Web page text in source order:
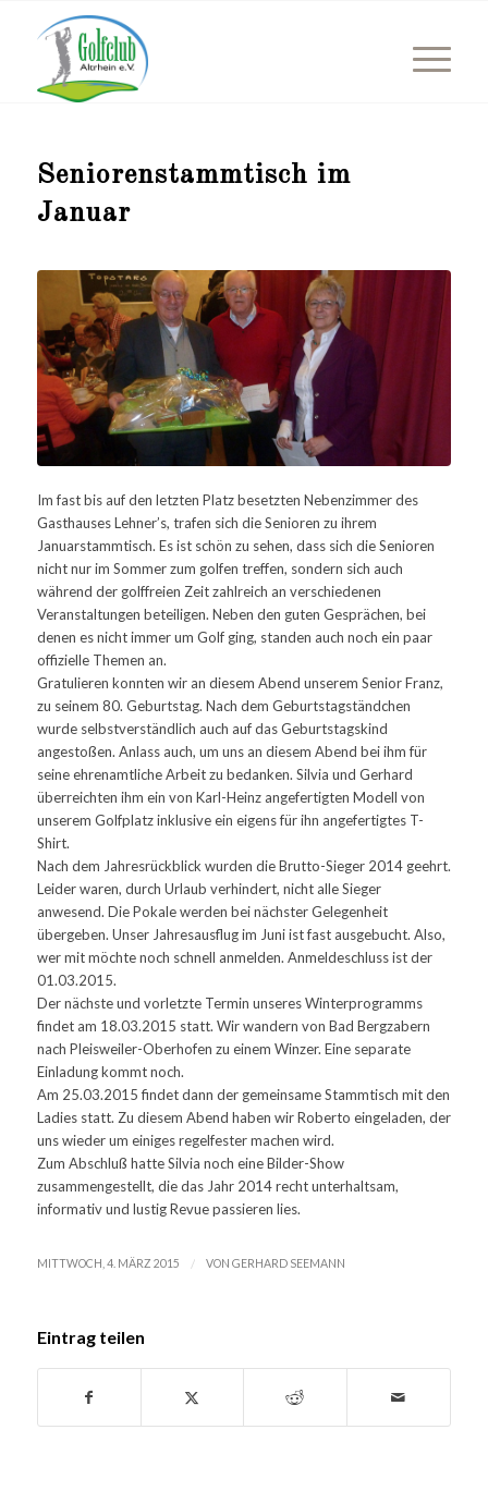
Seniorenstammtisch im
Januar
Im fast bis auf den letzten Platz besetzten Nebenzimmer des
Gasthauses Lehner’s, trafen sich die Senioren zu ihrem
Januarstammtisch. Es ist schön zu sehen, dass sich die Senioren
nicht nur im Sommer zum golfen treffen, sondern sich auch
während der golffreien Zeit zahlreich an verschiedenen
Veranstaltungen beteiligen. Neben den guten Gesprächen, bei
denen es nicht immer um Golf ging, standen auch noch ein paar
offizielle Themen an.
Gratulieren konnten wir an diesem Abend unserem Senior Franz,
zu seinem 80. Geburtstag. Nach dem Geburtstagständchen
wurde selbstverständlich auch auf das Geburtstagskind
angestoßen. Anlass auch, um uns an diesem Abend bei ihm für
seine ehrenamtliche Arbeit zu bedanken. Silvia und Gerhard
überreichten ihm ein von Karl-Heinz angefertigten Modell von
unserem Golfplatz inklusive ein eigens für ihn angefertigtes T-
Shirt.
Nach dem Jahresrückblick wurden die Brutto-Sieger 2014 geehrt.
Leider waren, durch Urlaub verhindert, nicht alle Sieger
anwesend. Die Pokale werden bei nächster Gelegenheit
übergeben. Unser Jahresausflug im Juni ist fast ausgebucht. Also,
wer mit möchte noch schnell anmelden. Anmeldeschluss ist der
01.03.2015.
Der nächste und vorletzte Termin unseres Winterprogramms
findet am 18.03.2015 statt. Wir wandern von Bad Bergzabern
nach Pleisweiler-Oberhofen zu einem Winzer. Eine separate
Einladung kommt noch.
Am 25.03.2015 findet dann der gemeinsame Stammtisch mit den
Ladies statt. Zu diesem Abend haben wir Roberto eingeladen, der
uns wieder um einiges regelfester machen wird.
Zum Abschluß hatte Silvia noch eine Bilder-Show
zusammengestellt, die das Jahr 2014 recht unterhaltsam,
informativ und lustig Revue passieren lies.
MITTWOCH, 4. MÄRZ 2015 / VON GERHARD SEEMANN
Eintrag teilen